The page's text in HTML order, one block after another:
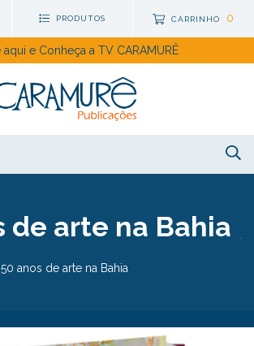
PRODUTOS CARRINHO 0
aqui e Conheça a TV CARAMURÊ
de arte na Bahia
50 anos de arte na Bahia